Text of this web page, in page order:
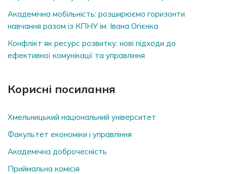
Академічна мобільність: розширюємо горизонти
навчання разом із КПНУ ім. Івана Огієнка
Конфлікт як ресурс розвитку: нові підходи до
ефективної комунікації та управління
Корисні посилання
Хмельницький національний університет
Факультет економіки і управління
Академічна доброчесність
Приймальна комісія